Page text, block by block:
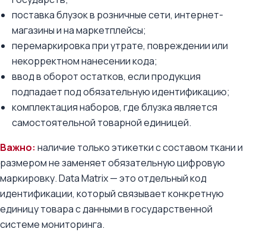
поставка блузок в розничные сети, интернет-
магазины и на маркетплейсы;
перемаркировка при утрате, повреждении или
некорректном нанесении кода;
ввод в оборот остатков, если продукция
подпадает под обязательную идентификацию;
комплектация наборов, где блузка является
самостоятельной товарной единицей.
Важно: наличие только этикетки с составом ткани и
размером не заменяет обязательную цифровую
маркировку. Data Matrix — это отдельный код
идентификации, который связывает конкретную
единицу товара с данными в государственной
системе мониторинга.